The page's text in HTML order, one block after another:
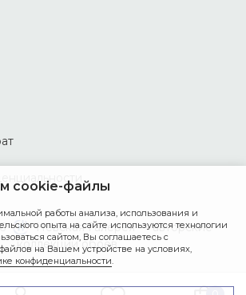
Невская Галерея — авторские
коллекции обоев
cookie-файлы
работы анализа, использования и
опыта на сайте используются технологии
сайтом, Вы соглашаетесь с
на Вашем устройстве на условиях,
конфиденциальности.